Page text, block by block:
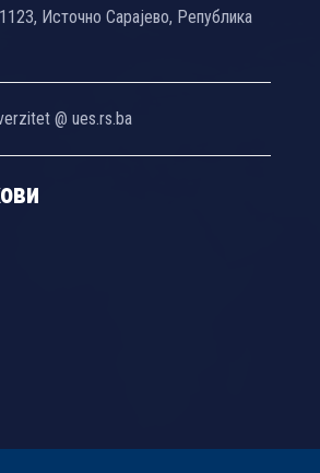
Источно Сарајево, Република
@ ues.rs.ba